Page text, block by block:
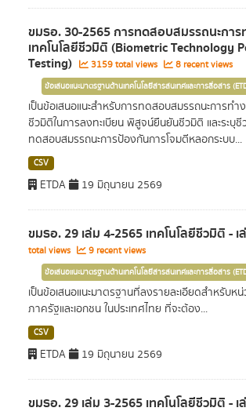
ขมธอ. 30-2565 การทดสอบสมรรถนะการ
เทคโนโลยีชีวมิติ (Biometric Technology
Testing) 3159 total views 8 recent views
ข้อเสนอแนะมาตรฐานด้านเทคโนโลยีสารสนเทศและการสื่อสาร
เป็นข้อเสนอแนะสำหรับการทดสอบสมรรถนะการทำ
ชีวมิติในการลงทะเบียน พิสูจน์ยืนยันชีวมิติ และระบุ
ทดสอบสมรรถนะการป้องกันการโจมตีหลอกระบบ...
CSV
ETDA 19 มิถุนายน 2569
ขมธอ. 29 เล่ม 4-2565 เทคโนโลยีชีวมิติ - เ
total views
9 recent views
ข้อเสนอแนะมาตรฐานด้านเทคโนโลยีสารสนเทศและการสื่อสาร
เป็นข้อเสนอแนะมาตรฐานที่ลงรายละเอียดสำหรับ
ภาครัฐและเอกชน ในประเทศไทย ที่จะต้อง...
CSV
ETDA 19 มิถุนายน 2569
ขมธอ. 29 เล่ม 3-2565 เทคโนโลยีชีวมิติ - เ